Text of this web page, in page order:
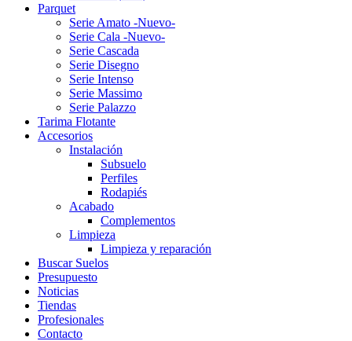
Parquet
Serie Amato -Nuevo-
Serie Cala -Nuevo-
Serie Cascada
Serie Disegno
Serie Intenso
Serie Massimo
Serie Palazzo
Tarima Flotante
Accesorios
Instalación
Subsuelo
Perfiles
Rodapiés
Acabado
Complementos
Limpieza
Limpieza y reparación
Buscar Suelos
Presupuesto
Noticias
Tiendas
Profesionales
Contacto